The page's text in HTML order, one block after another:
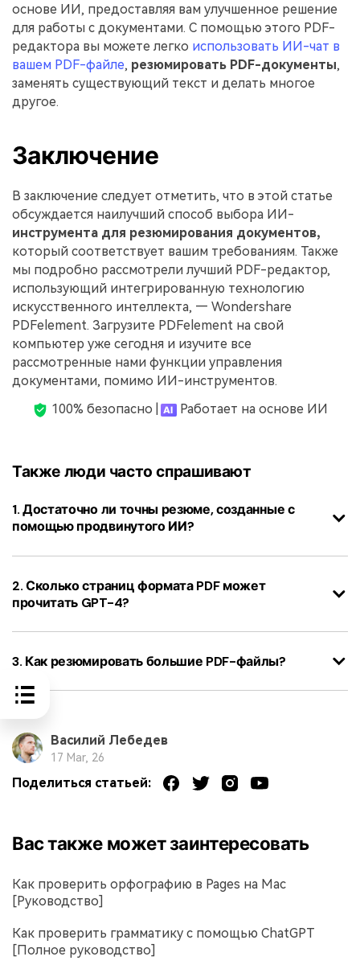
основе ИИ, предоставляя вам улучшенное решение
для работы с документами. С помощью этого PDF-
редактора вы можете легко использовать ИИ-чат в
вашем PDF-файле, резюмировать PDF-документы,
заменять существующий текст и делать многое
другое.
Заключение
В заключение следует отметить, что в этой статье
обсуждается наилучший способ выбора ИИ-
инструмента для резюмирования документов,
который соответствует вашим требованиям. Также
мы подробно рассмотрели лучший PDF-редактор,
использующий интегрированную технологию
искусственного интеллекта, — Wondershare
PDFelement. Загрузите PDFelement на свой
компьютер уже сегодня и изучите все
рассмотренные нами функции управления
документами, помимо ИИ-инструментов.
100% безопасно |
Работает на основе ИИ
Также люди часто спрашивают
1. Достаточно ли точны резюме, созданные с
помощью продвинутого ИИ?
2. Сколько страниц формата PDF может
прочитать GPT-4?
3. Как резюмировать большие PDF-файлы?
Василий Лебедев
17 Mar, 26
Поделиться статьей:
Вас также может заинтересовать
Как проверить орфографию в Pages на Mac
[Руководство]
Как проверить грамматику с помощью ChatGPT
[Полное руководство]